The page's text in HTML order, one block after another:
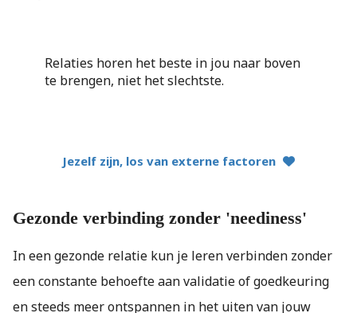
Relaties horen het beste in jou naar boven
te brengen, niet het slechtste.
Jezelf zijn, los van externe factoren
Gezonde verbinding zonder 'neediness'
In een gezonde relatie kun je leren verbinden zonder
een constante behoefte aan validatie of goedkeuring
en steeds meer ontspannen in het uiten van jouw